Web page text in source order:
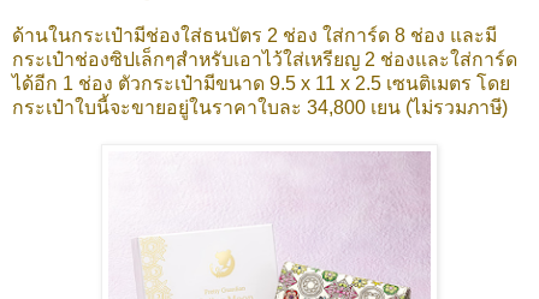
ด้านในกระเป๋ามีช่องใส่ธนบัตร 2 ช่อง ใส่การ์ด 8 ช่อง และมี
กระเป๋าช่องซิปเล็กๆสำหรับเอาไว้ใส่เหรียญ 2 ช่องและใส่การ์ด
ได้อีก 1 ช่อง ตัวกระเป๋ามีขนาด 9.5 x 11 x 2.5 เซนติเมตร โดย
กระเป๋าใบนี้จะขายอยู่ในราคาใบละ 34,800 เยน (ไม่รวมภาษี)